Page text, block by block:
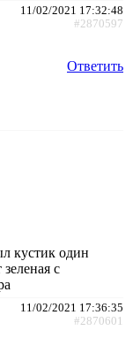
11/02/2021 17:32:48
#2870597
Ответить
кустик один
с
11/02/2021 17:36:35
#2870601